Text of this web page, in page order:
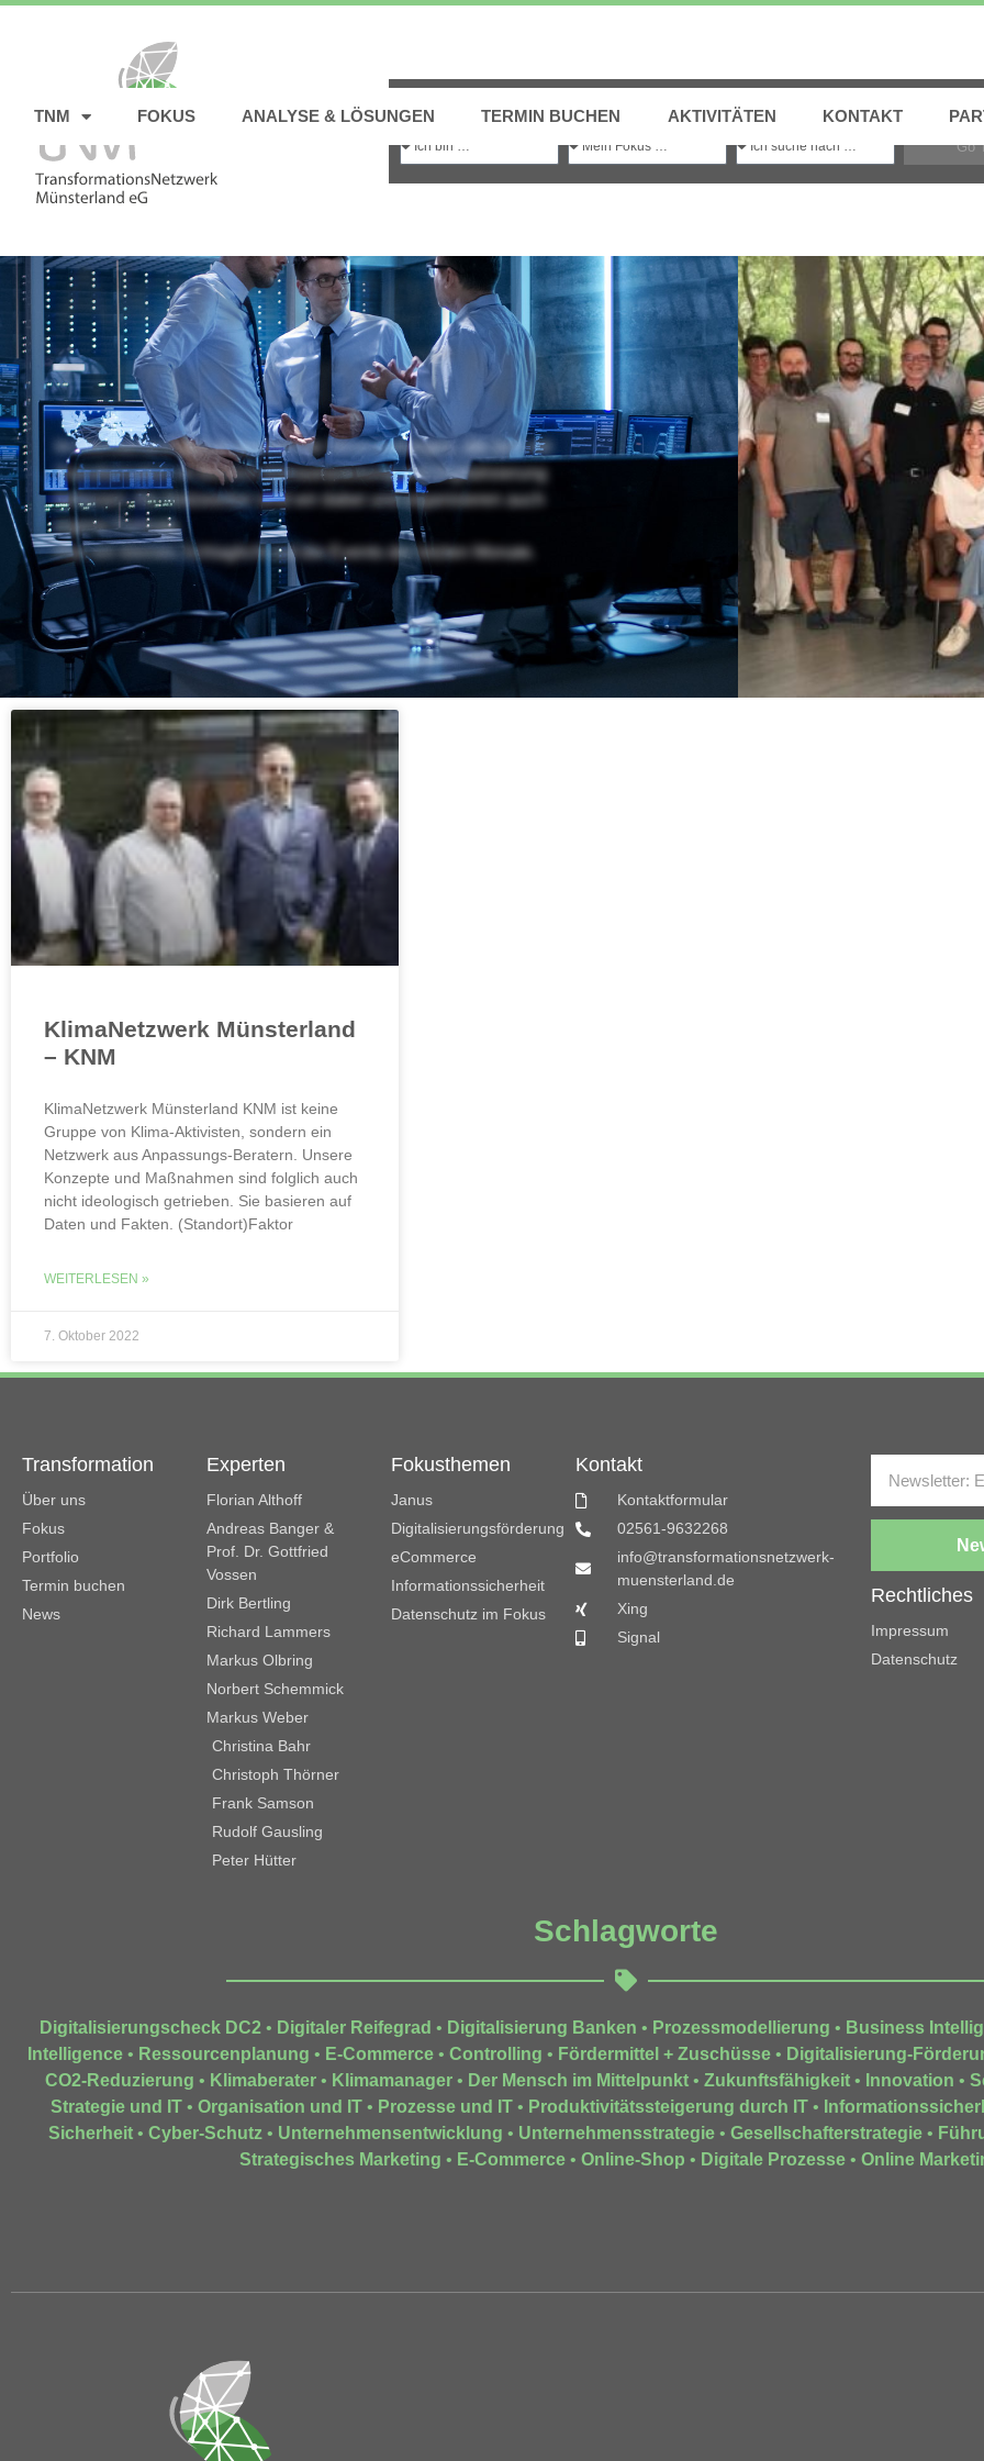
Go
TNM FOKUS ANALYSE & LÖSUNGEN TERMIN BUCHEN AKTIVITÄTEN KONTAKT
Aktivitäten
rund um TNM
Im Münsterland gibt es spannende Veranstaltungen, die sich mit
Transformation im Bereich Klimaanpassung und Digitalisierung
befassen. Als Netzwerker sind wir dabei und organisieren auch
eigene Formate.
Hier ein kleines Schlaglicht auf die Events der letzten Monate.
KlimaNetzwerk Münsterland​
– KNM
KlimaNetzwerk Münsterland KNM ist keine
Gruppe von Klima-Aktivisten, sondern ein
Netzwerk aus Anpassungs-Beratern. Unsere
Konzepte und Maßnahmen sind folglich auch
nicht ideologisch getrieben. Sie basieren auf
Daten und Fakten. (Standort)Faktor
WEITERLESEN »
7. Oktober 2022
Transformation
Über uns
Fokus
Portfolio
Termin buchen
News
Experten
Florian Althoff
Andreas Banger &
Prof. Dr. Gottfried
Vossen
Dirk Bertling
Richard Lammers
Markus Olbring
Norbert Schemmick
Markus Weber
Christina Bahr
Christoph Thörner
Frank Samson
Rudolf Gausling
Peter Hütter
Fokusthemen
Janus
Digitalisierungsförderung
eCommerce
Informationssicherheit
Datenschutz im Fokus
Kontakt
Kontaktformular
02561-9632268
info@transformationsnetzwerk-
muensterland.de
Xing
Signal
Rechtliches
Impressum
Datenschutz
Schlagworte
Digitalisierungscheck DC2• Digitaler Reifegrad • Digitalisierung Banken • Prozessmodellierung • Business
Intelligence• Ressourcenplanung • E-Commerce• Controlling • Fördermittel + Zuschüsse• Digitalisierung-
CO2-Reduzierung • Klimaberater• Klimamanager• Der Mensch im Mittelpunkt• Zukunftsfähigkeit• Innovation •
Strategie und IT• Organisation und IT• Prozesse und IT• Produktivitätssteigerung durch IT•
Sicherheit• Cyber-Schutz• Unternehmensentwicklung • Unternehmensstrategie• Gesellschafterstrategie•
Strategisches Marketing • E-Commerce • Online-Shop • Digitale Prozesse • Online